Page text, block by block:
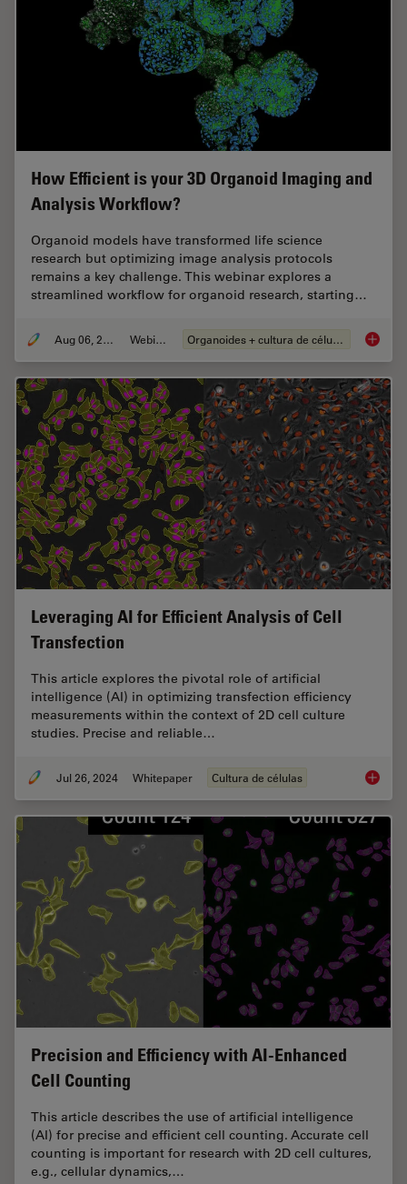
How Efficient is your 3D Organoid Imaging and
Analysis Workflow?
Organoid models have transformed life science
research but optimizing image analysis protocols
remains a key challenge. This webinar explores a
streamlined workflow for organoid research, starting…
Aug 06, 2024 Webinar Organoides + cultura de células 3D How
Leveraging AI for Efficient Analysis of Cell
Transfection
This article explores the pivotal role of artificial
intelligence (AI) in optimizing transfection efficiency
measurements within the context of 2D cell culture
studies. Precise and reliable…
Jul 26, 2024 Whitepaper Cultura de células
Precision and Efficiency with AI-Enhanced
Cell Counting
This article describes the use of artificial intelligence
(AI) for precise and efficient cell counting. Accurate cell
counting is important for research with 2D cell cultures,
e.g., cellular dynamics,…